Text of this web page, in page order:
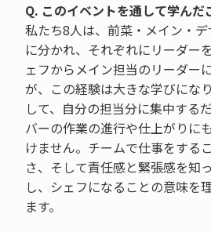
Q. このイベントを通して学んだ
私たち8人は、前菜・メイン・
に分かれ、それぞれにリーダー
ェフからメイン担当のリーダー
が、この経験は大きな学びにな
して、自分の担当分に集中する
バーの作業の進行や仕上がりに
けません。チームで仕事をする
さ、そして責任感と緊張感を知
し、シェフになることの意味を
ます。